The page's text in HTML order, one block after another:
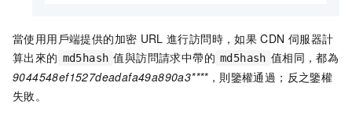
當使用用戶端提供的加密 URL 進行訪問時，如果 CDN 伺服器計
算出來的 md5hash 值與訪問請求中帶的 md5hash 值相同，都為
9044548ef1527deadafa49a890a3****，則鑒權通過；反之鑒權
失敗。